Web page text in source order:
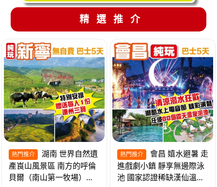
精選推介
熱門推介
產崀山風景區 南方的呼倫
貝爾（南山第一牧場）夜
熱門推介
進戲劇小鎮 靜享無邊際泳
池 國家認證稀缺漢仙溫泉